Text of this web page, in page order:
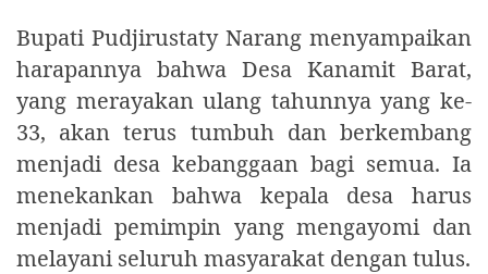
Bupati Pudjirustaty Narang menyampaikan
harapannya bahwa Desa Kanamit Barat,
yang merayakan ulang tahunnya yang ke-
33, akan terus tumbuh dan berkembang
menjadi desa kebanggaan bagi semua. Ia
menekankan bahwa kepala desa harus
menjadi pemimpin yang mengayomi dan
melayani seluruh masyarakat dengan tulus.